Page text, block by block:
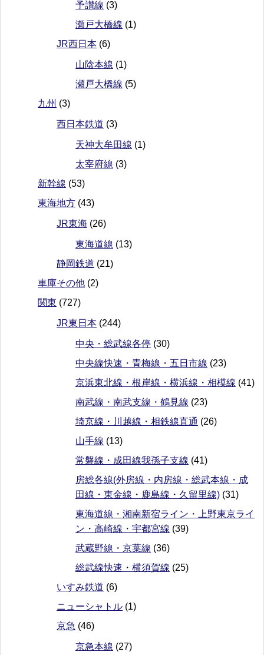
予讃線 (3)
瀬戸大橋線 (1)
JR西日本 (6)
山陰本線 (1)
瀬戸大橋線 (5)
九州 (3)
西日本鉄道 (3)
天神大牟田線 (1)
太宰府線 (3)
新幹線 (53)
東海地方 (43)
JR東海 (26)
東海道線 (13)
静岡鉄道 (21)
車庫その他 (2)
関東 (727)
JR東日本 (244)
中央・総武線各停 (30)
中央線快速・青梅線・五日市線 (23)
京浜東北線・根岸線・横浜線・相模線 (41)
南武線・南武支線・鶴見線 (23)
埼京線・川越線・相鉄線直通 (26)
山手線 (13)
常磐線・成田線我孫子支線 (41)
房総各線(外房線・内房線・総武本線・成
田線・東金線・鹿島線・久留里線) (31)
東海道線・湘南新宿ライン・上野東京ライ
ン・高崎線・宇都宮線 (39)
武蔵野線・京葉線 (36)
総武線快速・横須賀線 (25)
いすみ鉄道 (6)
ニューシャトル (1)
京急 (46)
京急本線 (27)